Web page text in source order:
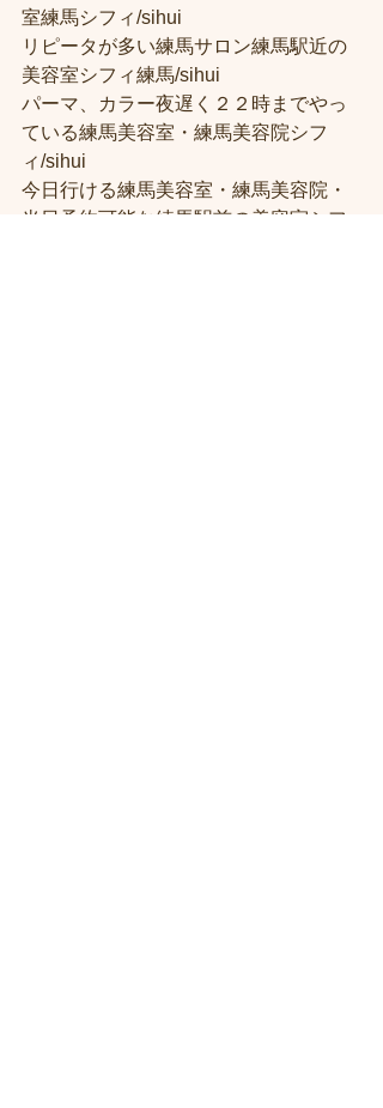
室練馬シフィ/sihui
リピータが多い練馬サロン練馬駅近の
美容室シフィ練馬/sihui
パーマ、カラー夜遅く２２時までやっ
ている練馬美容室・練馬美容院シフ
ィ/sihui
今日行ける練馬美容室・練馬美容院・
当日予約可能な練馬駅前の美容室シフ